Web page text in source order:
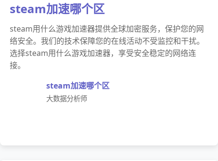
steam加速哪个区
steam用什么游戏加速器提供全球加密服务，保护您的网
络安全。我们的技术保障您的在线活动不受监控和干扰。
选择steam用什么游戏加速器，享受安全稳定的网络连
接。
steam加速哪个区
大数据分析师